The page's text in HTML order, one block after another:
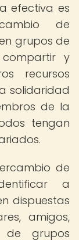
efectiva es
de
grupos de
y
recursos
solidaridad
de la
tengan
de
a
dispuestas
amigos,
de grupos